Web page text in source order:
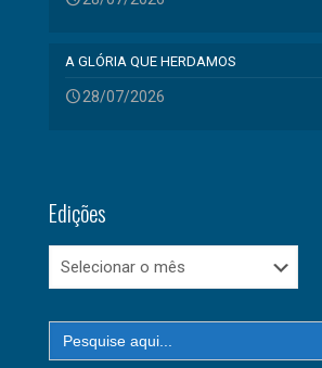
A GLÓRIA QUE HERDAMOS
28/07/2026
Edições
Edições
Search
for: